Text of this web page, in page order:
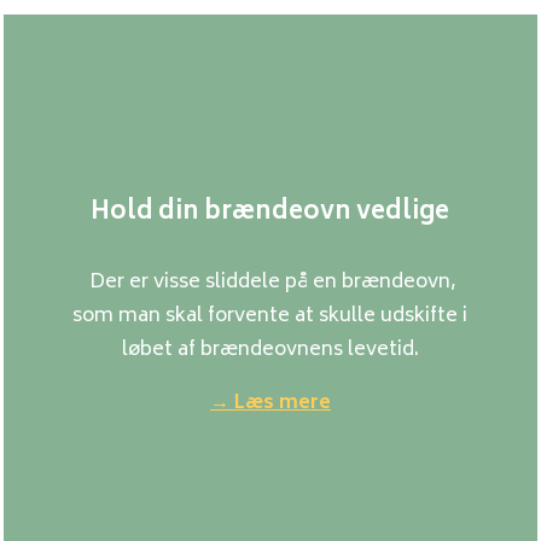
Hold din brændeovn vedlige
Der er visse sliddele på en brændeovn,
som man skal forvente at skulle udskifte i
løbet af brændeovnens levetid.
→ Læs mere